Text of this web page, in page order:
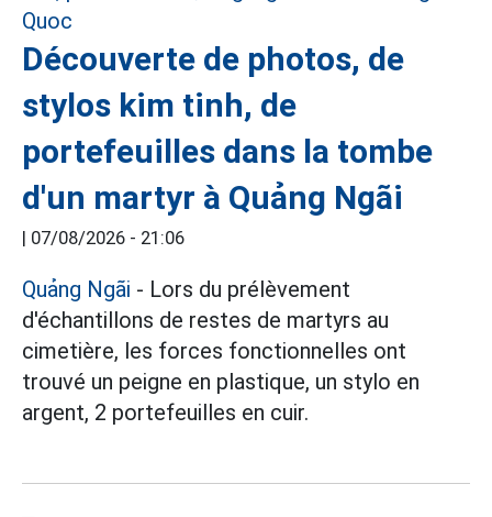
Découverte de photos, de
stylos kim tinh, de
portefeuilles dans la tombe
d'un martyr à Quảng Ngãi
| 07/08/2026 - 21:06
Quảng Ngãi - Lors du prélèvement
d'échantillons de restes de martyrs au
cimetière, les forces fonctionnelles ont
trouvé un peigne en plastique, un stylo en
argent, 2 portefeuilles en cuir.